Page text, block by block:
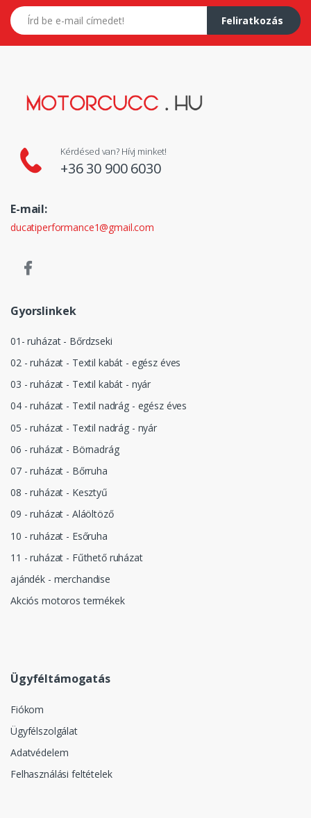
E-mail címed
Feliratkozás
Kérdésed van? Hívj minket!
+36 30 900 6030
E-mail:
ducatiperformance1@gmail.com
Gyorslinkek
01- ruházat - Bőrdzseki
02 - ruházat - Textil kabát - egész éves
03 - ruházat - Textil kabát - nyár
04 - ruházat - Textil nadrág - egész éves
05 - ruházat - Textil nadrág - nyár
06 - ruházat - Börnadrág
07 - ruházat - Bőrruha
08 - ruházat - Kesztyű
09 - ruházat - Aláöltöző
10 - ruházat - Esőruha
11 - ruházat - Fűthető ruházat
ajándék - merchandise
Akciós motoros termékek
Ügyféltámogatás
Fiókom
Ügyfélszolgálat
Adatvédelem
Felhasználási feltételek